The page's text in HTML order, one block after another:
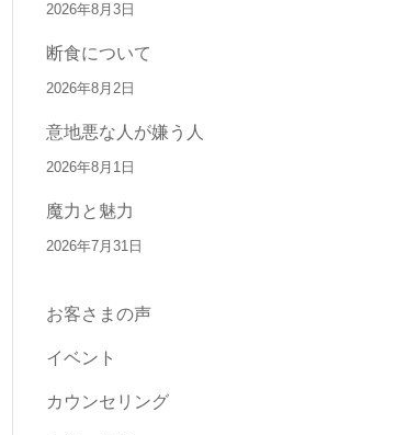
2026年8月3日
断食について
2026年8月2日
意地悪な人が嫌う人
2026年8月1日
魔力と魅力
2026年7月31日
お客さまの声
イベント
カウンセリング